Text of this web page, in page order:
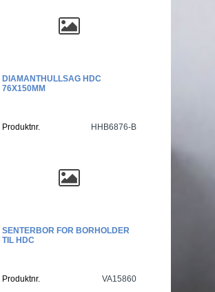
DIAMANTHULLSAG HDC
76X150MM
Produktnr. HHB6876-B
SENTERBOR FOR BORHOLDER
TIL HDC
Produktnr. VA15860